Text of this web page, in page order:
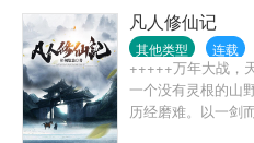
沐：“你，唔——”
汤：“努力就可以改
口臭也不行，你得
过恋爱啦。”池浅：
衣柜里，也会被他
浅说话直，不像我
放屁你拿嘴接，你
凡人修仙记
其他类型 连载
+++++万年大战，
一个没有灵根的山
历经磨难。以一剑